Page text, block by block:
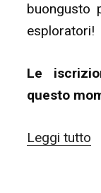
buongusto
esploratori!
Le
questo
Leggi tutto